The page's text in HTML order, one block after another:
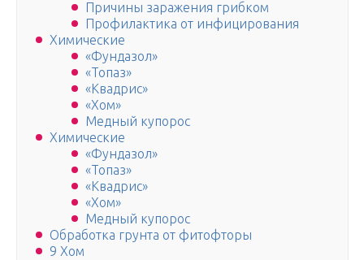
Причины заражения грибком
Профилактика от инфицирования
Химические
«Фундазол»
«Топаз»
«Квадрис»
«Хом»
Медный купорос
Химические
«Фундазол»
«Топаз»
«Квадрис»
«Хом»
Медный купорос
Обработка грунта от фитофторы
9 Хом